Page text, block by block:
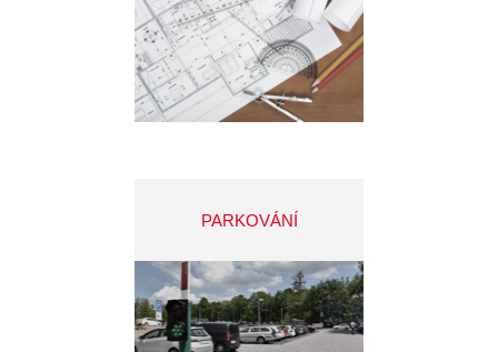
PARKOVÁNÍ